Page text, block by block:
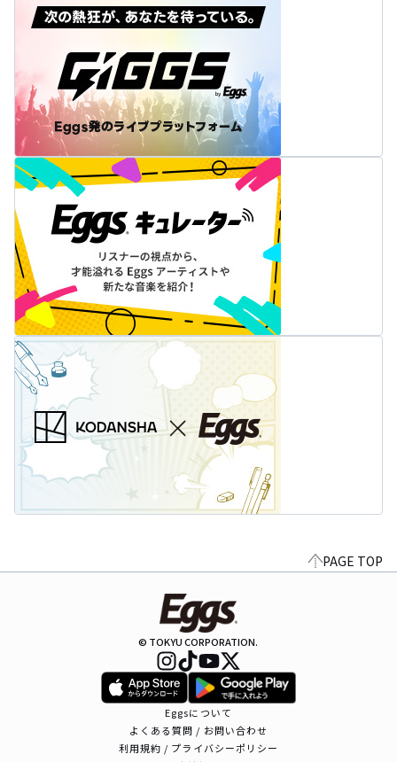
PAGE TOP
© TOKYU CORPORATION.
Eggsについて
よくある質問 / お問い合わせ
利用規約 / プライバシーポリシー